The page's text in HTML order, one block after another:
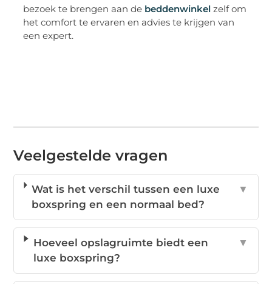
bezoek te brengen aan de beddenwinkelzelf om
het comfort te ervaren en advies te krijgen van
een expert.
Veelgestelde vragen
Wat is het verschil tussen een luxe
boxspring en een normaal bed?
▼
Hoeveel opslagruimte biedt een
luxe boxspring?
▼